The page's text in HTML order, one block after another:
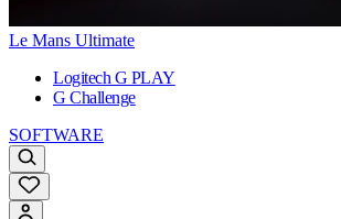
Le Mans Ultimate
Logitech G PLAY
G Challenge
SOFTWARE